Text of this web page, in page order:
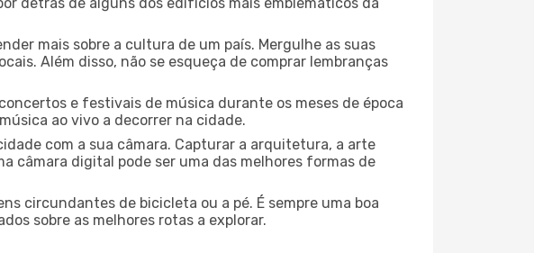
mais sobre a cultura de um país. Mergulhe as suas
Além disso, não se esqueça de comprar lembranças
e festivais de música durante os meses de época
ao vivo a decorrer na cidade.
com a sua câmara. Capturar a arquitetura, a arte
câmara digital pode ser uma das melhores formas de
circundantes de bicicleta ou a pé. É sempre uma boa
sobre as melhores rotas a explorar.